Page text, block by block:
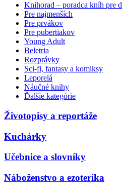
Knihorad – poradca kníh pre
Pre najmenších
Pre prvákov
Pre pubertiakov
Young Adult
Beletria
Rozprávky
Sci-fi, fantasy a komiksy
Leporelá
Náučné knihy
Ďalšie kategórie
Životopisy a reportáže
Kuchárky
Učebnice a slovníky
Náboženstvo a ezoterika